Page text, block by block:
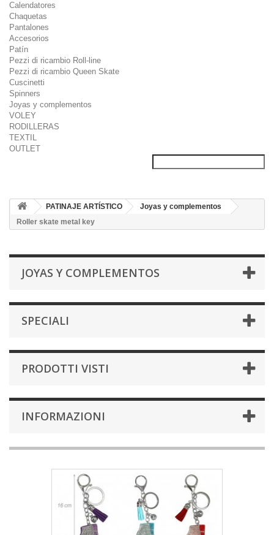
Calendatores
Chaquetas
Pantalones
Accesorios
Patín
Pezzi di ricambio Roll-line
Pezzi di ricambio Queen Skate
Cuscinetti
Spinners
Joyas y complementos
VOLEY
RODILLERAS
TEXTIL
OUTLET
PATINAJE ARTÍSTICO
Joyas y complementos
Roller skate metal key
JOYAS Y COMPLEMENTOS
SPECIALI
PRODOTTI VISTI
INFORMAZIONI